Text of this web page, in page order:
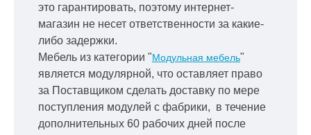
это гарантировать, поэтому интернет-
магазин не несет ответственности за какие-
либо задержки.
Мебель из категории "Модульная мебель"
является модулярной, что оставляет право
за Поставщиком сделать доставку по мере
поступления модулей с фабрики, в течение
дополнительных 60 рабочих дней после